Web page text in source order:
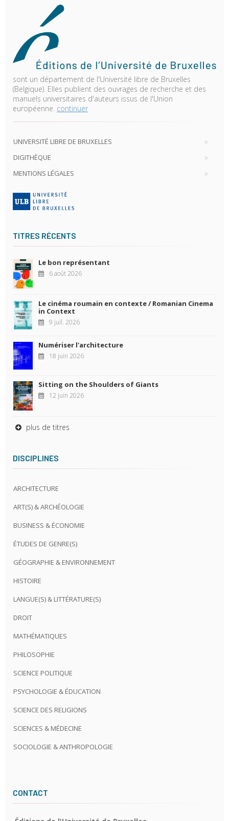
sont un département de l'Université libre de Bruxelles
(Belgique). Elles publient des ouvrages de recherche et des
manuels universitaires d'auteurs issus de l'Union
européenne. continuer
UNIVERSITÉ LIBRE DE BRUXELLES
DIGITHÈQUE
MENTIONS LÉGALES
TITRES RÉCENTS
Le bon représentant
6 août 2026
Le cinéma roumain en contexte / Romanian Cinema
in Context
9 juil. 2026
Numériser l'architecture
18 juin 2026
Sitting on the Shoulders of Giants
12 juin 2026
plus de titres
DISCIPLINES
ARCHITECTURE
ART(S) & ARCHÉOLOGIE
BUSINESS & ÉCONOMIE
ÉTUDES DE GENRE(S)
GÉOGRAPHIE & ENVIRONNEMENT
HISTOIRE
LANGUE(S) & LITTÉRATURE(S)
DROIT
MATHÉMATIQUES
PHILOSOPHIE
SCIENCE POLITIQUE
PSYCHOLOGIE & ÉDUCATION
SCIENCE DES RELIGIONS
SCIENCES & MÉDECINE
SOCIOLOGIE & ANTHROPOLOGIE
CONTACT